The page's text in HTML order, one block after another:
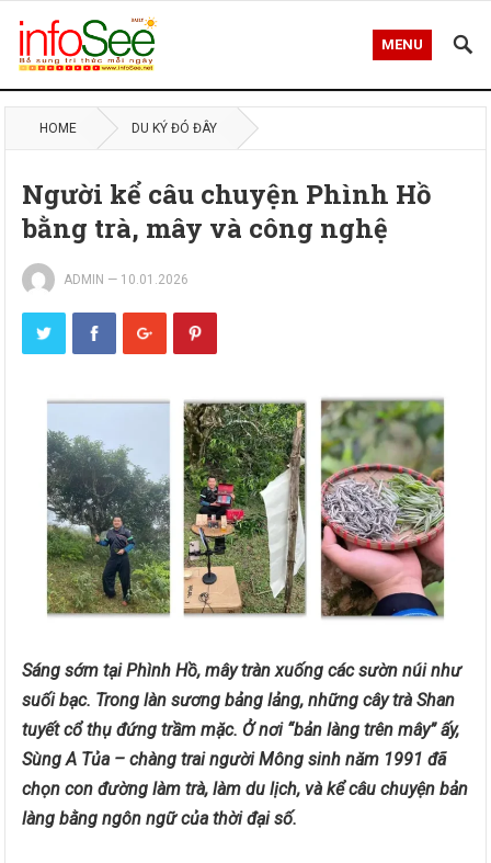
MENU
HOME DU KÝ ĐÓ ĐÂY
Người kể câu chuyện Phình Hồ
bằng trà, mây và công nghệ
ADMIN — 10.01.2026
Sáng sớm tại Phình Hồ, mây tràn xuống các sườn núi như
suối bạc. Trong làn sương bảng lảng, những cây trà Shan
tuyết cổ thụ đứng trầm mặc. Ở nơi “bản làng trên mây” ấy,
Sùng A Tủa – chàng trai người Mông sinh năm 1991 đã
chọn con đường làm trà, làm du lịch, và kể câu chuyện bản
làng bằng ngôn ngữ của thời đại số.